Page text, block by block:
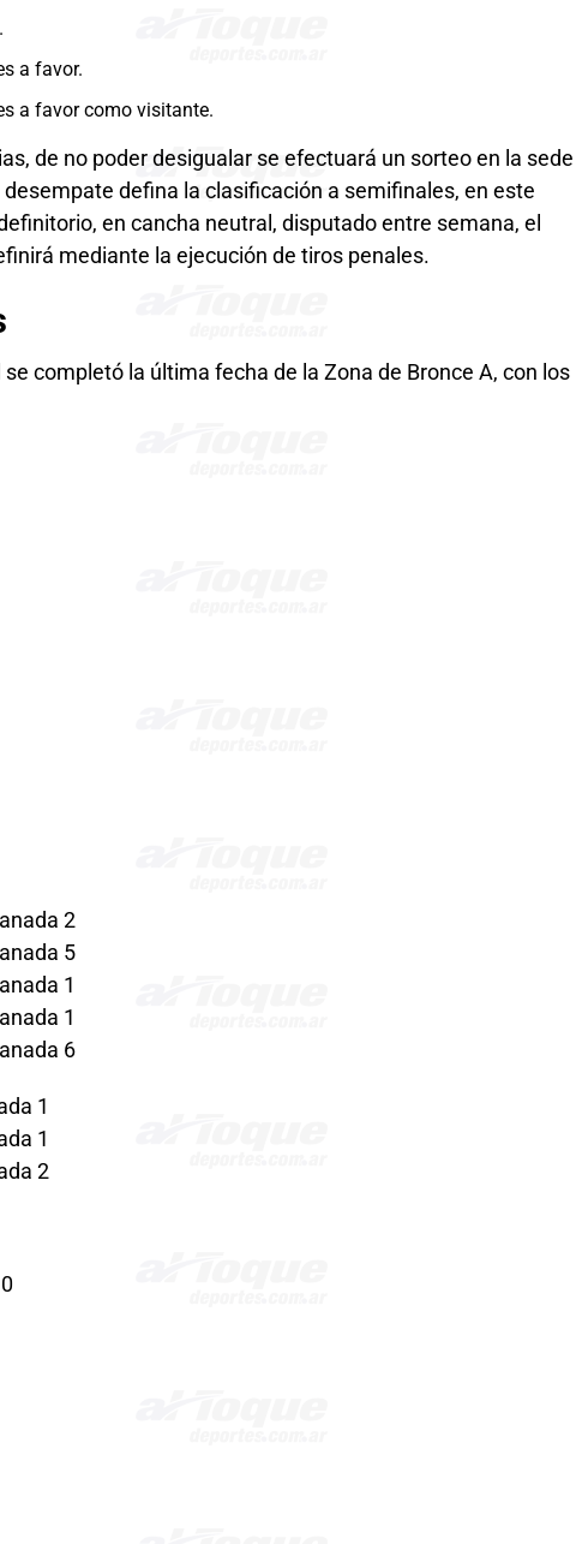
a favor.
a favor como visitante.
de no poder desigualar se efectuará un sorteo en la sede
defina la clasificación a semifinales, en este
en cancha neutral, disputado entre semana, el
mediante la ejecución de tiros penales.
completó la última fecha de la Zona de Bronce A, con los
2
5
1
1
6
1
1
2